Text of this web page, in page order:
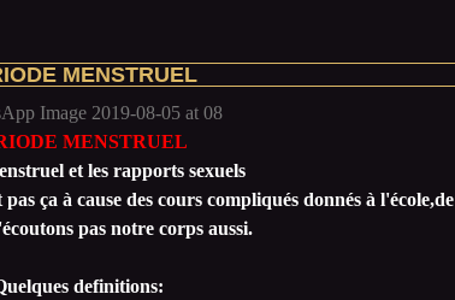
MENSTRUEL
MENSTRUEL
et les rapports sexuels
ça à cause des cours compliqués donnés à l'école,de
pas notre corps aussi.
definitions: